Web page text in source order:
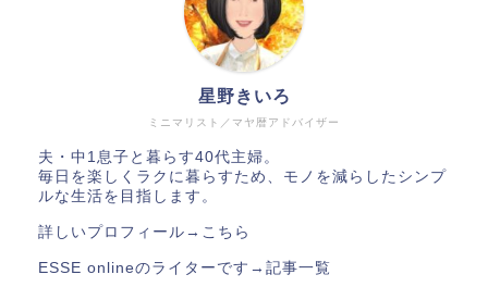
ミニマリスト／マヤ暦アドバイザー
星野きいろ
夫・中1息子と暮らす40代主婦。
毎日を楽しくラクに暮らすため、モノを減らしたシンプ
ルな生活を目指します。
詳しいプロフィール→ こちら
ESSE onlineのライターです→ 記事一覧